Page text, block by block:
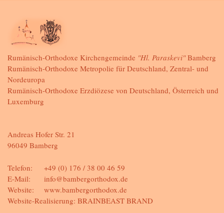
Rumänisch-Orthodoxe Kirchengemeinde "Hl. Paraskevi"Bamberg
Rumänisch-Orthodoxe Metropolie für Deutschland, Zentral- und
Nordeuropa
Rumänisch-Orthodoxe Erzdiözese von Deutschland, Österreich und
Luxemburg
Andreas Hofer Str. 21
96049 Bamberg
Telefon:
E-Mail:
Website:
+49 (0) 176 / 38 00 46 59
info@bambergorthodox.de
www.bambergorthodox.de
Website-Realisierung: BRAINBEAST BRAND